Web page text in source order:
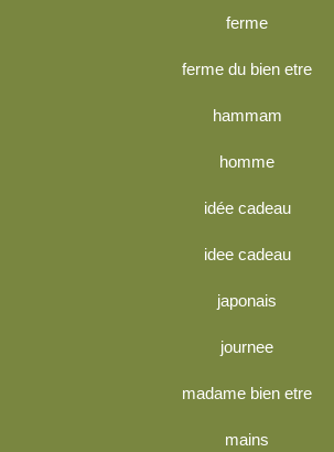
ferme
ferme du bien etre
hammam
homme
idée cadeau
idee cadeau
japonais
journee
madame bien etre
mains